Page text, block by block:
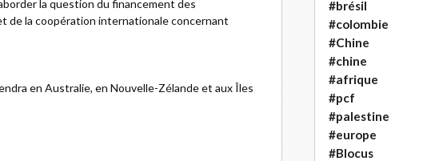
la question du financement des
de la coopération internationale concernant
en Australie, en Nouvelle-Zélande et aux Îles
#brésil
#colombie
#Chine
#chine
#afrique
#pcf
#palestine
#europe
#Blocus